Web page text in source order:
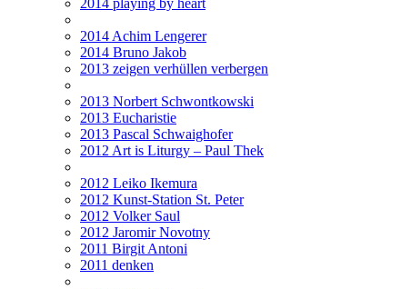
2014 playing by heart
2014 Achim Lengerer
2014 Bruno Jakob
2013 zeigen verhüllen verbergen
2013 Norbert Schwontkowski
2013 Eucharistie
2013 Pascal Schwaighofer
2012 Art is Liturgy – Paul Thek
2012 Leiko Ikemura
2012 Kunst-Station St. Peter
2012 Volker Saul
2012 Jaromir Novotny
2011 Birgit Antoni
2011 denken